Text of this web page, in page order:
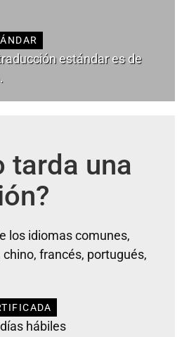
estándar es de
tarda una
los idiomas comunes,
francés, portugués,
hábiles